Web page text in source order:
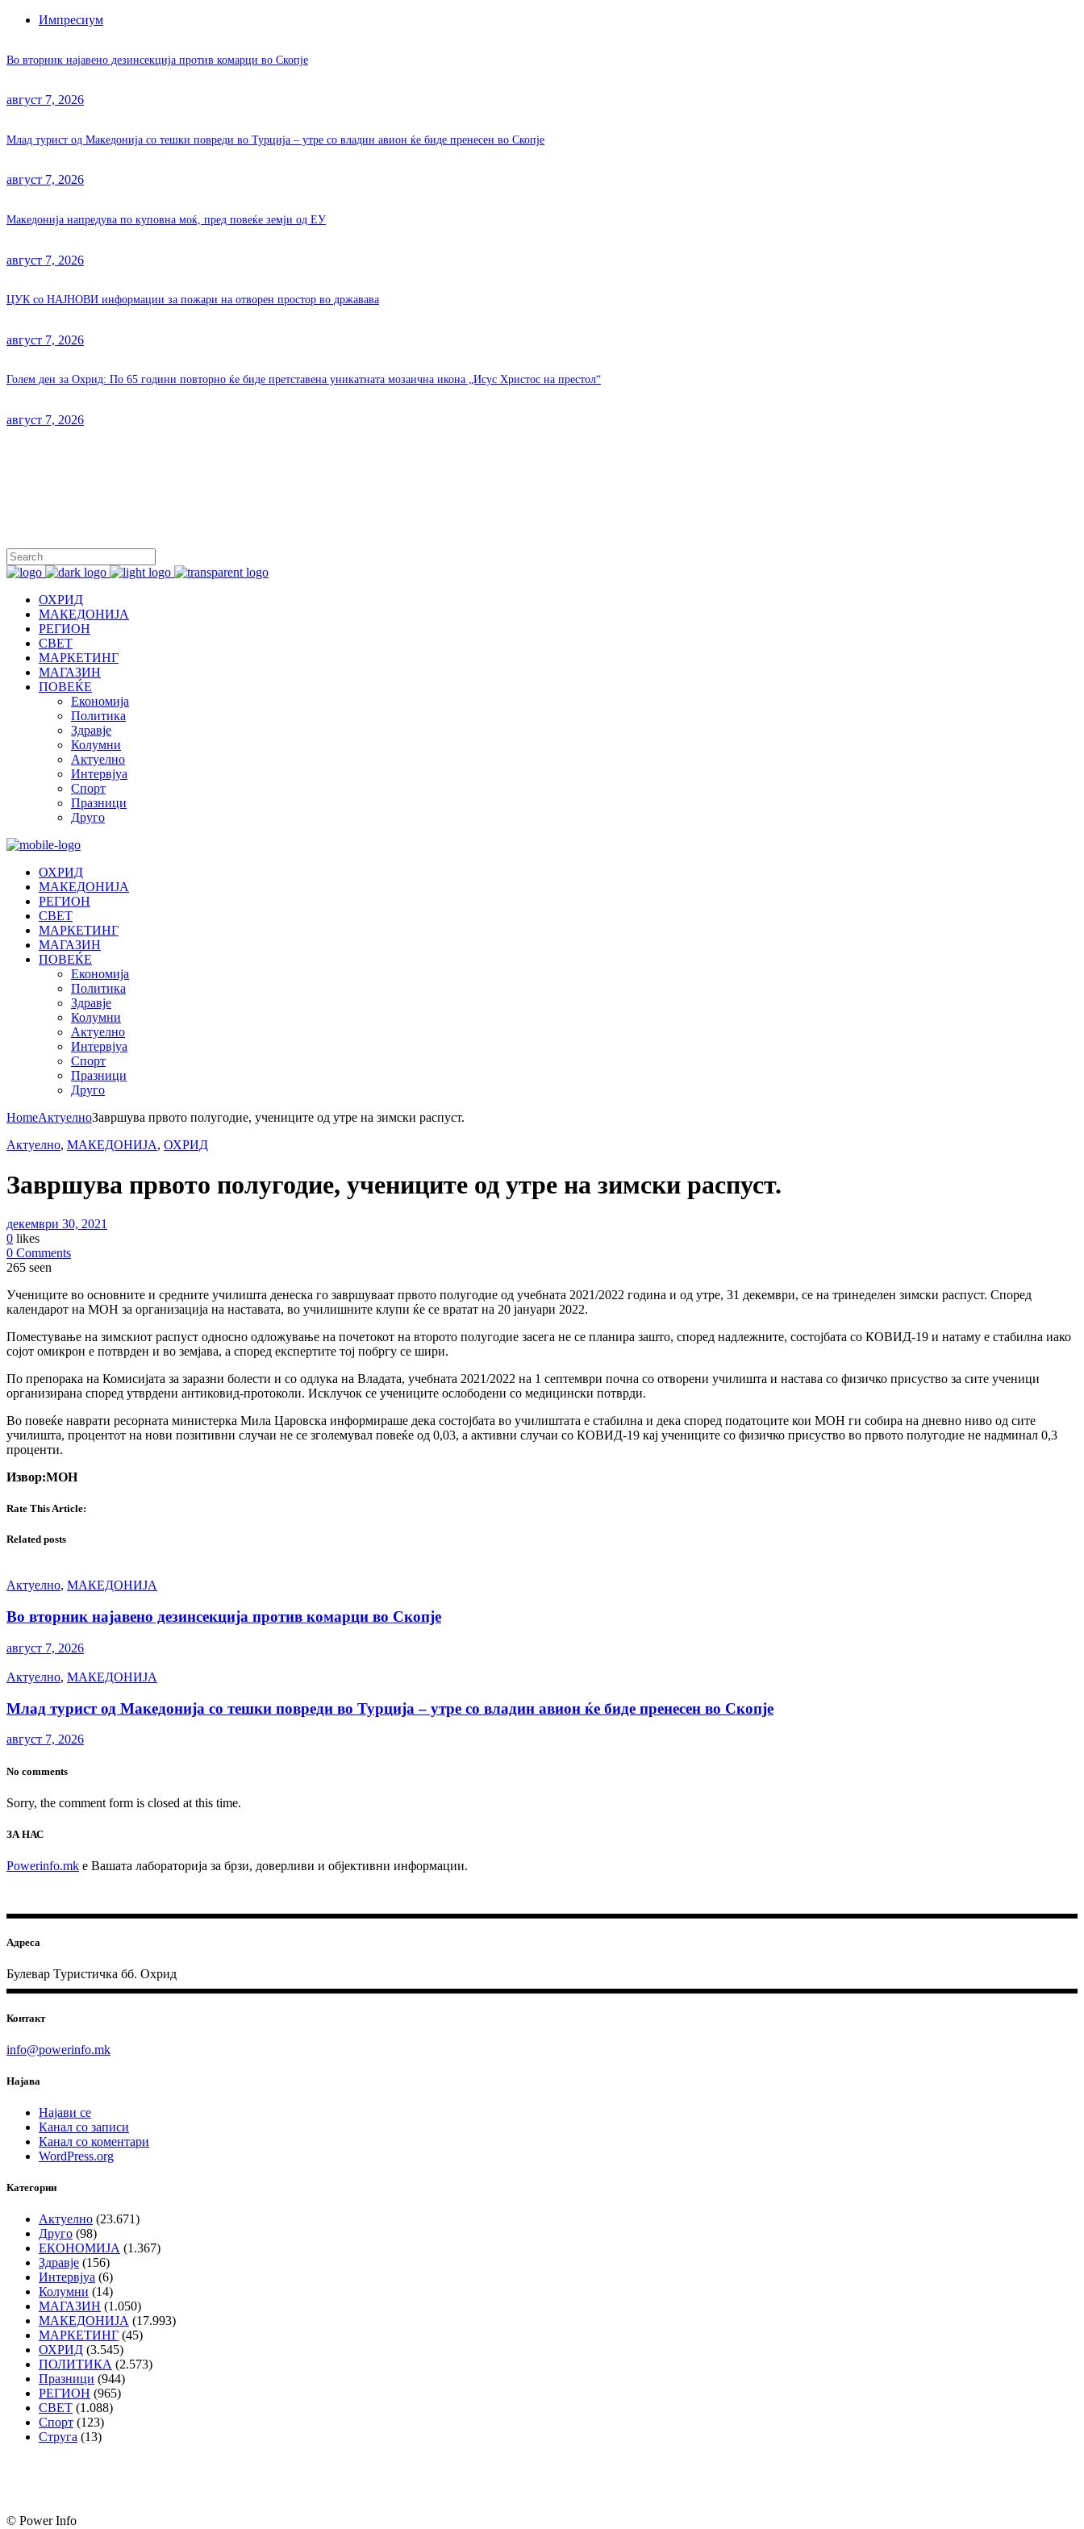
Импресиум
Во вторник најавено дезинсекција против комарци во Скопје
август 7, 2026
Млад турист од Македонија со тешки повреди во Турција – утре со владин авион ќе биде пренесен во Скопје
август 7, 2026
Македонија напредува по куповна моќ, пред повеќе земји од ЕУ
август 7, 2026
ЦУК со НАЈНОВИ информации за пожари на отворен простор во државава
август 7, 2026
Голем ден за Охрид: По 65 години повторно ќе биде претставена уникатната мозаична икона „Исус Христос на престол“
август 7, 2026
ОХРИД
МАКЕДОНИЈА
РЕГИОН
СВЕТ
МАРКЕТИНГ
МАГАЗИН
ПОВЕЌЕ
Економија
Политика
Здравје
Колумни
Актуелно
Интервјуа
Спорт
Празници
Друго
ОХРИД
МАКЕДОНИЈА
РЕГИОН
СВЕТ
МАРКЕТИНГ
МАГАЗИН
ПОВЕЌЕ
Економија
Политика
Здравје
Колумни
Актуелно
Интервјуа
Спорт
Празници
Друго
HomeАктуелноЗавршува првото полугодие, учениците од утре на зимски распуст.
Актуелно, МАКЕДОНИЈА, ОХРИД
Завршува првото полугодие, учениците од утре на зимски распуст.
декември 30, 2021
0 likes
0 Comments
265 seen
Учениците во основните и средните училишта денеска го завршуваат првото полугодие од учебната 2021/2022 година и од утре, 31 декември, се на тринеделен зимски распуст. Според
календарот на МОН за организација на наставата, во училишните клупи ќе се вратат на 20 јануари 2022.
Поместување на зимскиот распуст односно одложување на почетокот на второто полугодие засега не се планира зашто, според надлежните, состојбата со КОВИД-19 и натаму е стабилна иако
сојот омикрон е потврден и во земјава, а според експертите тој побргу се шири.
По препорака на Комисијата за заразни болести и со одлука на Владата, учебната 2021/2022 на 1 септември почна со отворени училишта и настава со физичко присуство за сите ученици
организирана според утврдени антиковид-протоколи. Исклучок се учениците ослободени со медицински потврди.
Во повеќе наврати ресорната министерка Мила Царовска информираше дека состојбата во училиштата е стабилна и дека според податоците кои МОН ги собира на дневно ниво од сите
училишта, процентот на нови позитивни случаи не се зголемувал повеќе од 0,03, а активни случаи со КОВИД-19 кај учениците со физичко присуство во првото полугодие не надминал 0,3
проценти.
Извор:МОН
Rate This Article:
Related posts
Актуелно, МАКЕДОНИЈА
Во вторник најавено дезинсекција против комарци во Скопје
август 7, 2026
Актуелно, МАКЕДОНИЈА
Млад турист од Македонија со тешки повреди во Турција – утре со владин авион ќе биде пренесен во Скопје
август 7, 2026
No comments
Sorry, the comment form is closed at this time.
ЗА НАС
Powerinfo.mk e Вашата лабораторија за брзи, доверливи и објективни информации.
Адреса
Булевар Туристичка бб. Охрид
Контакт
info@powerinfo.mk
Најава
Најави се
Канал со записи
Канал со коментари
WordPress.org
Категории
Актуелно (23.671)
Друго (98)
ЕКОНОМИЈА (1.367)
Здравје (156)
Интервјуа (6)
Колумни (14)
МАГАЗИН (1.050)
МАКЕДОНИЈА (17.993)
МАРКЕТИНГ (45)
ОХРИД (3.545)
ПОЛИТИКА (2.573)
Празници (944)
РЕГИОН (965)
СВЕТ (1.088)
Спорт (123)
Струга (13)
© Power Info